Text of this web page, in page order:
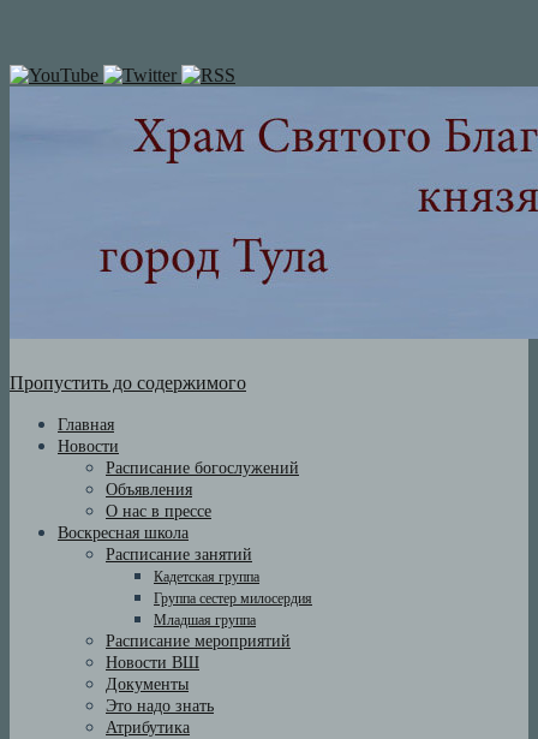
Пропустить до содержимого
Главная
Новости
Расписание богослужений
Объявления
О нас в прессе
Воскресная школа
Расписание занятий
Кадетская группа
Группа сестер милосердия
Младшая группа
Расписание мероприятий
Новости ВШ
Документы
Это надо знать
Атрибутика